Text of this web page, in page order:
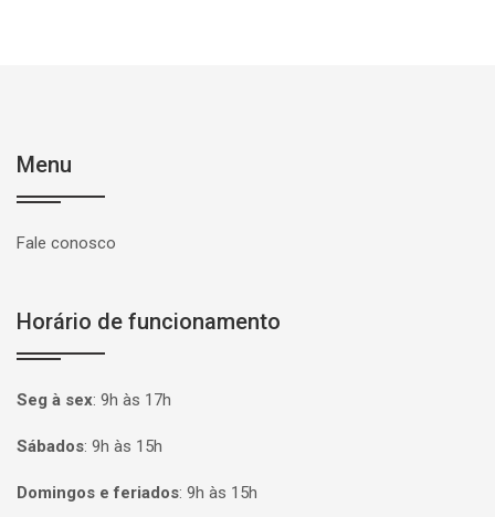
Menu
Fale conosco
Horário de funcionamento
Seg à sex: 9h às 17h
Sábados: 9h às 15h
Domingos e feriados: 9h às 15h